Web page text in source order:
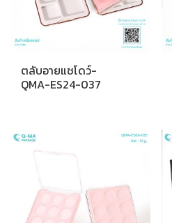
ตลับอายแชโดว์-
QMA-ES24-037